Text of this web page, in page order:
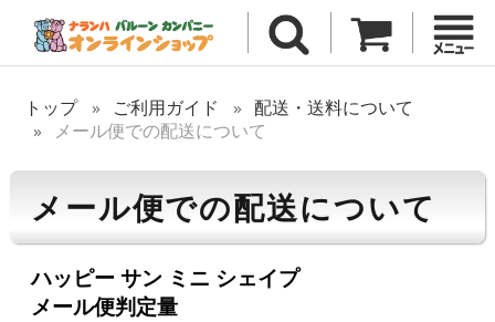
トップ ご利用ガイド
配送・送料について
メール便での配送について
メール便での配送について
ハッピー サン ミニ シェイプ
メール便判定量